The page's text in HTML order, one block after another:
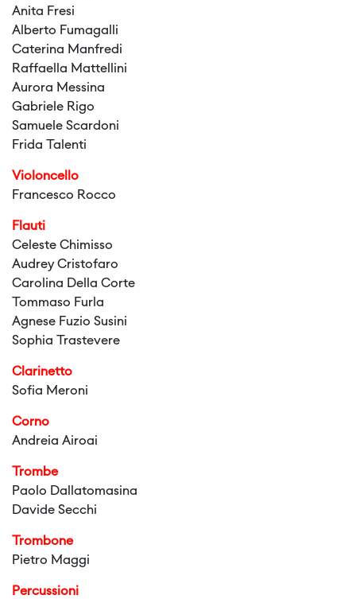
Anita Fresi
Alberto Fumagalli
Caterina Manfredi
Raffaella Mattellini
Aurora Messina
Gabriele Rigo
Samuele Scardoni
Frida Talenti
Violoncello
Francesco Rocco
Flauti
Celeste Chimisso
Audrey Cristofaro
Carolina Della Corte
Tommaso Furla
Agnese Fuzio Susini
Sophia Trastevere
Clarinetto
Sofia Meroni
Corno
Andreia Airoai
Trombe
Paolo Dallatomasina
Davide Secchi
Trombone
Pietro Maggi
Percussioni